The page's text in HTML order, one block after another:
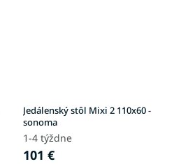
Jedálenský stôl Mixi 2 110x60 -
sonoma
1-4 týždne
101 €